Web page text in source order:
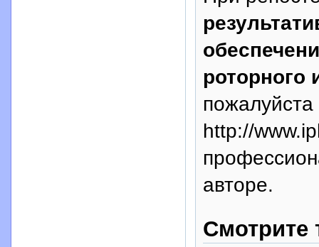
роторного
пожалуйста
http://
авторе.
Смотрите